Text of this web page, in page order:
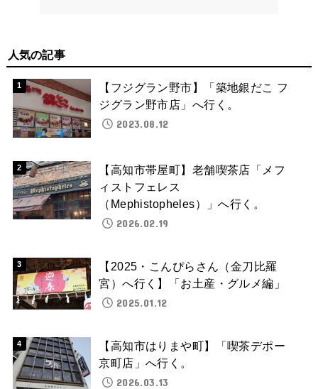
人気の記事
【フジグラン野市】「築地銀だこ フ
ジグラン野市店」へ行く。
2023.08.12
【高知市帯屋町】老舗喫茶店「メフ
ィストフェレス
（Mephistopheles）」へ行く。
2026.02.19
【2025・こんぴらさん（金刀比羅
宮）へ行く】「お土産・グルメ編」
2025.01.12
【高知市はりまや町】「喫茶デポー
京町店」へ行く。
2026.03.13